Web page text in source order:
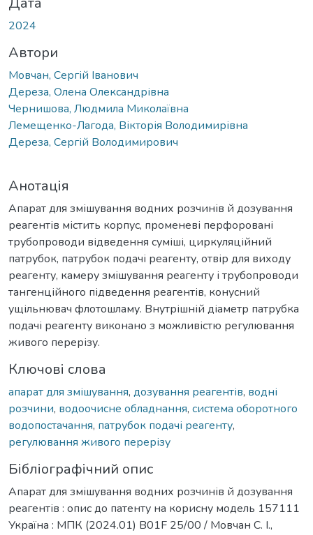
2024
Автори
Мовчан, Сергій Іванович
Дереза, Олена Олександрівна
Чернишова, Людмила Миколаївна
Лемещенко-Лагода, Вікторія Володимирівна
Дереза, Сергій Володимирович
Анотація
Апарат для змішування водних розчинів й дозування
реагентів містить корпус, променеві перфоровані
трубопроводи відведення суміші, циркуляційний
патрубок, патрубок подачі реагенту, отвір для виходу
реагенту, камеру змішування реагенту і трубопроводи
тангенційного підведення реагентів, конусний
ущільнювач флотошламу. Внутрішній діаметр патрубка
подачі реагенту виконано з можливістю регулювання
живого перерізу.
Ключові слова
апарат для змішування, дозування реагентів, водні
розчини, водоочисне обладнання, система оборотного
водопостачання, патрубок подачі реагенту,
регулювання живого перерізу
Бібліографічний опис
Апарат для змішування водних розчинів й дозування
реагентів : опис до патенту на корисну модель 157111
Україна : МПК (2024.01) B01F 25/00 / Мовчан С. І.,